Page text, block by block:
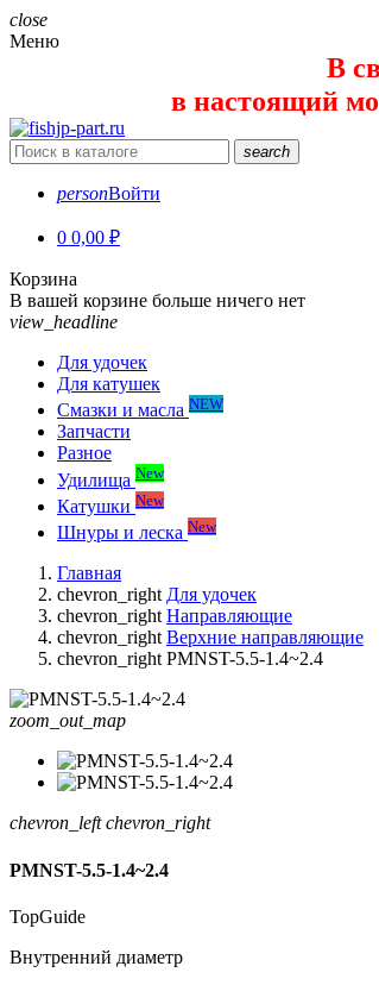
close
Меню
В
в настоящий
search
personВойти
0 0,00 ₽
Корзина
В вашей корзине больше ничего нет
view_headline
Для удочек
Для катушек
Смазки и масла NEW
Запчасти
Разное
Удилища New
Катушки New
Шнуры и леска New
Главная
chevron_right Для удочек
chevron_right Направляющие
chevron_right Верхние направляющие
chevron_right PMNST-5.5-1.4~2.4
zoom_out_map
chevron_left chevron_right
PMNST-5.5-1.4~2.4
TopGuide
Внутренний диаметр